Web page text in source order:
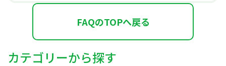
FAQのTOPへ戻る
カテゴリーから探す